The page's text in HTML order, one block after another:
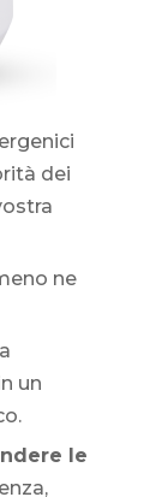
dei
ne
un
le